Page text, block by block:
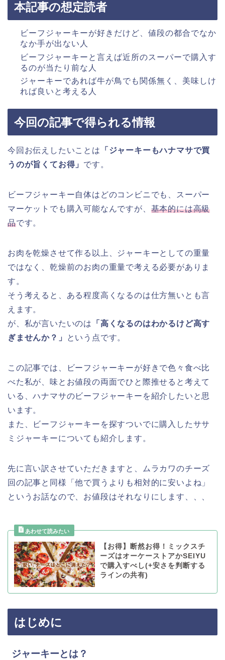
本記事の想定読者
ビーフジャーキーが好きだけど、値段の都合でなか
なか手が出ない人
ビーフジャーキーと言えば近所のスーパーで購入す
るのが当たり前な人
ジャーキーであれば牛が鳥でも関係無く、美味しけ
れば良いと考える人
今回の記事で得られる情報
今回お伝えしたいことは 「 ジャーキーもハナマサで買
うのが旨くてお得」 です。
ビーフジャーキー自体はどのコンビニでも、スーパー
マーケットでも購入可能なんですが、 基本的には高級
品です。
お肉を乾燥させて作る以上、ジャーキーとしての重量
ではなく、乾燥前のお肉の重量で考える必要がありま
す。
そう考えると、ある程度高くなるのは仕方無いとも言
えます。
が、私が言いたいのは
「高くなるのはわかるけど高す
ぎませんか？」
という点です。
この記事では、ビーフジャーキーが好きで色々食べ比
べた私が、味とお値段の両面でひと際推せると考えて
いる、ハナマサのビーフジャーキーを紹介したいと思
います。
また、ビーフジャーキーを探すついでに購入したササ
ミジャーキーについても紹介します。
先に言い訳させていただきますと、ムラカワのチーズ
回の記事と同様「他で買うよりも相対的に安いよね」
というお話なので、お値段はそれなりにします、、、
【お得】断然お得！ミックスチ
ーズはオーケーストアかSEIYU
で購入すべし(+安さを判断する
ラインの共有)
はじめに
ジャーキーとは？